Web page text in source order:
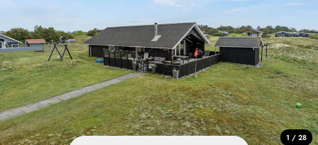
1 / 28